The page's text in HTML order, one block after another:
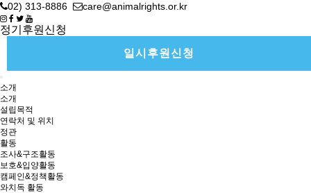
02) 313-8886 care@animalrights.or.kr
정기후원신청
일시후원신청
소개
소개
설립목적
연락처 및 위치
정관
활동
조사&구조활동
보호&입양활동
캠페인&정책활동
와치독 활동